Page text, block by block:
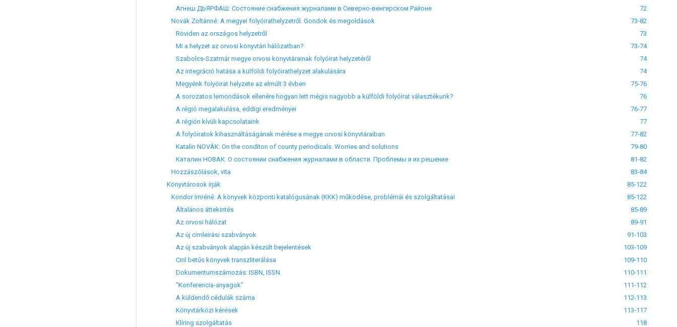
Агнеш ДЬЯРФАШ: Состояние снабжения журналами в Северно-венгерском Районе
72
Novák Zoltánné: A megyei folyóirathelyzetről. Gondok és megoldások
73-82
Röviden az országos helyzetről
73
Mi a helyzet az orvosi könyvtári hálózatban?
73-74
Szabolcs-Szatmár megye orvosi könyvtárainak folyóirat helyzetéről
74
Az integráció hatása a külföldi folyóirathelyzet alakulására
74
Megyénk folyóirat helyzete az elmúlt 3 évben
75-76
A sorozatos lemondások ellenére hogyan lett mégis nagyobb a külföldi folyóirat választékunk?
76
A régió megalakulása, eddigi eredményei
76-77
A régión kívüli kapcsolataink
77
A folyóiratok kihasználtáságának mérése a megye orvosi könyvtáraiban
77-82
Katalin NOVÁK: On the conditon of county periodicals. Worries and solutions
79-80
Каталин НОВАК: О состоянии снабжения журналами в области. Проблемы и их решение
81-82
Hozzászólások, vita
83-84
Könyvtárosok írják
85-122
Kondor Imréné: A könyvek központi katalógusának (KKK) működése, problémái és szolgáltatásai
85-122
Általános áttekintés
85-89
Az orvosi hálózat
89-91
Az új címleírási szabványok
91-103
Az új szabványok alapján készült bejelentések
103-109
Ciril betűs könyvek transzliterálása
109-110
Dokumentumszámozás: ISBN, ISSN
110-111
"Konferencia-anyagok"
111-112
A küldendő cédulák száma
112-113
Könyvtárközi kérések
113-117
Klíring szolgáltatás
118